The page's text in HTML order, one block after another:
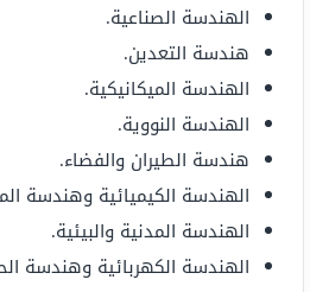
الهندسة الصناعية.
هندسة التعدين.
الهندسة الميكانيكية.
الهندسة النووية.
هندسة الطيران والفضاء.
الهندسة الكيميائية وهندسة
الهندسة المدنية والبيئية.
الهندسة الكهربائية وهندسة